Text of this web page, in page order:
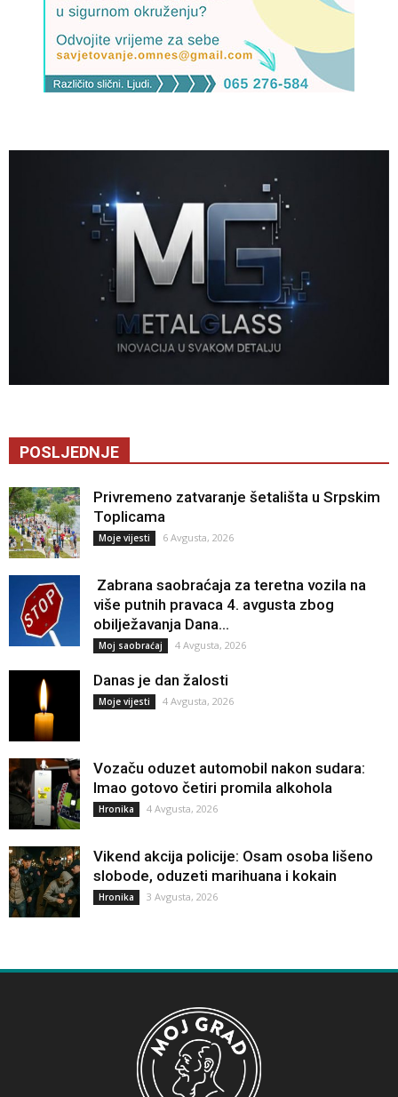
POSLJEDNJE
Privremeno zatvaranje šetališta u Srpskim
Toplicama
Moje vijesti 6 Avgusta, 2026
Zabrana saobraćaja za teretna vozila na
više putnih pravaca 4. avgusta zbog
obilježavanja Dana...
Moj saobraćaj 4 Avgusta, 2026
Danas je dan žalosti
Moje vijesti 4 Avgusta, 2026
Vozaču oduzet automobil nakon sudara:
Imao gotovo četiri promila alkohola
Hronika 4 Avgusta, 2026
Vikend akcija policije: Osam osoba lišeno
slobode, oduzeti marihuana i kokain
Hronika 3 Avgusta, 2026